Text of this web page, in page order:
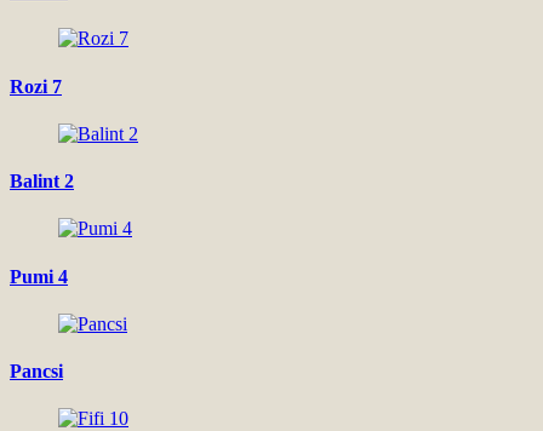
Rozi 7
Balint 2
Pumi 4
Pancsi